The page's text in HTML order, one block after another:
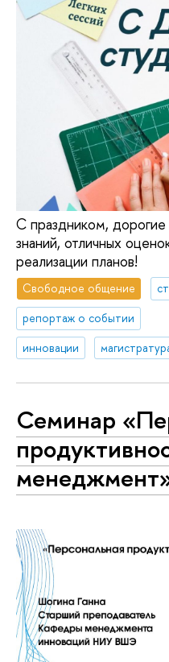
С праздником,
знаний, отличных
реализации планов!
Свободное общение
репортаж о событии
инновации
Семинар